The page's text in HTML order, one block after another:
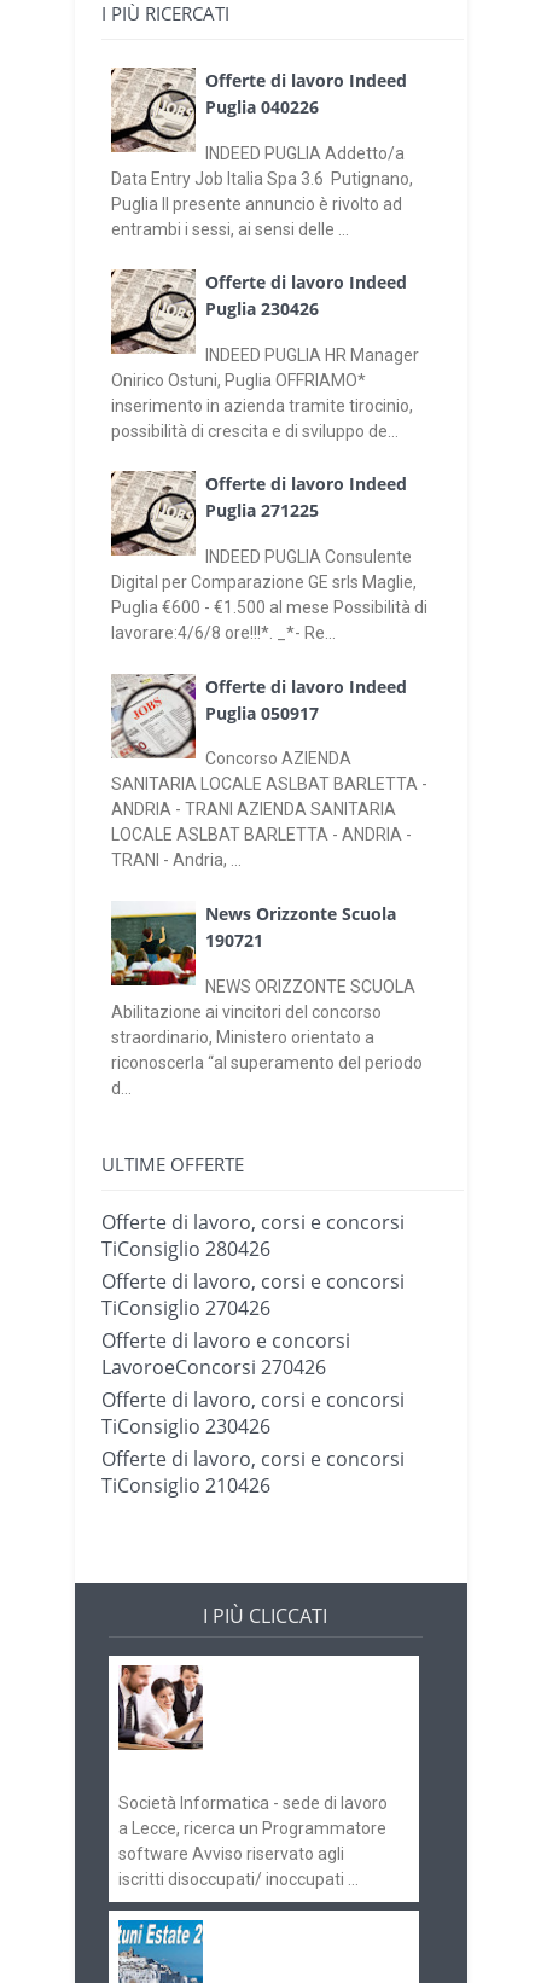
I PIÙ RICERCATI
Offerte di lavoro Indeed
Puglia 040226
INDEED PUGLIA Addetto/a
Data Entry Job Italia Spa 3.6 Putignano,
Puglia Il presente annuncio è rivolto ad
entrambi i sessi, ai sensi delle ...
Offerte di lavoro Indeed
Puglia 230426
INDEED PUGLIA HR Manager
Onirico Ostuni, Puglia OFFRIAMO*
inserimento in azienda tramite tirocinio,
possibilità di crescita e di sviluppo de...
Offerte di lavoro Indeed
Puglia 271225
INDEED PUGLIA Consulente
Digital per Comparazione GE srls Maglie,
Puglia €600 - €1.500 al mese Possibilità di
lavorare:4/6/8 ore!!!*. _*- Re...
Offerte di lavoro Indeed
Puglia 050917
Concorso AZIENDA
SANITARIA LOCALE ASLBAT BARLETTA -
ANDRIA - TRANI AZIENDA SANITARIA
LOCALE ASLBAT BARLETTA - ANDRIA -
TRANI - Andria, ...
News Orizzonte Scuola
190721
NEWS ORIZZONTE SCUOLA
Abilitazione ai vincitori del concorso
straordinario, Ministero orientato a
riconoscerla “al superamento del periodo
d...
ULTIME OFFERTE
Offerte di lavoro, corsi e concorsi
TiConsiglio 280426
Offerte di lavoro, corsi e concorsi
TiConsiglio 270426
Offerte di lavoro e concorsi
LavoroeConcorsi 270426
Offerte di lavoro, corsi e concorsi
TiConsiglio 230426
Offerte di lavoro, corsi e concorsi
TiConsiglio 210426
I PIÙ CLICCATI
Società Informatica - sede di lavoro
a Lecce, ricerca un Programmatore
software Avviso riservato agli
iscritti disoccupati/ inoccupati ...